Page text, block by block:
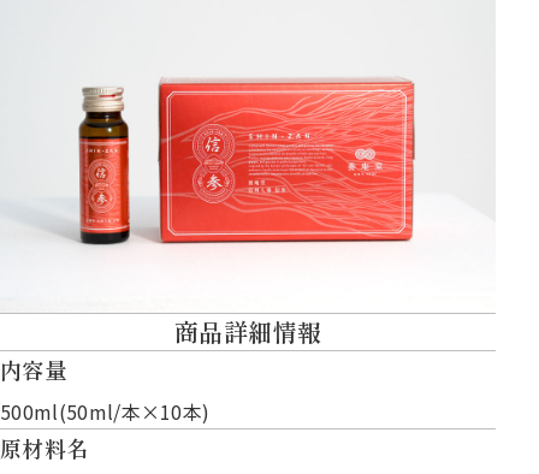
商品詳細情報
内容量
500ml(50ml/本×10本)
原材料名